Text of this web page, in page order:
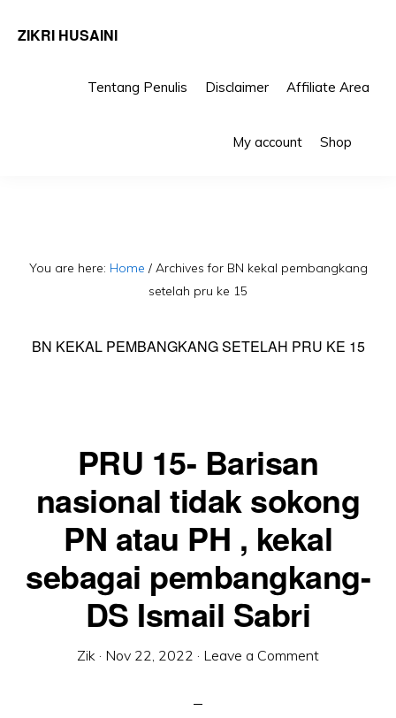
ZIKRI HUSAINI
Tentang Penulis Disclaimer Affiliate Area
My account Shop
You are here: Home /Archives for BN kekal pembangkang
setelah pru ke 15
BN KEKAL PEMBANGKANG SETELAH PRU KE 15
PRU 15- Barisan
nasional tidak sokong
PN atau PH , kekal
sebagai pembangkang-
DS Ismail Sabri
Zik · Nov 22, 2022 · Leave a Comment